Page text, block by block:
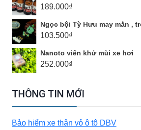
189.000₫
Ngọc bội Tỳ Hưu may mắn ,
103.500₫
Nanoto viên khử mùi xe hơi
252.000₫
THÔNG TIN MỚI
Bảo hiểm xe thân vỏ ô tô DBV